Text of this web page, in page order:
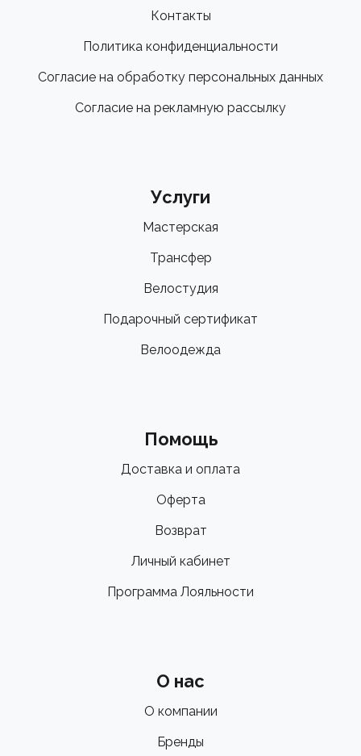
Контакты
Политика конфиденциальности
Согласие на обработку персональных данных
Согласие на рекламную рассылку
Услуги
Мастерская
Трансфер
Велостудия
Подарочный сертификат
Велоодежда
Помощь
Доставка и оплата
Оферта
Возврат
Личный кабинет
Программа Лояльности
О нас
О компании
Бренды